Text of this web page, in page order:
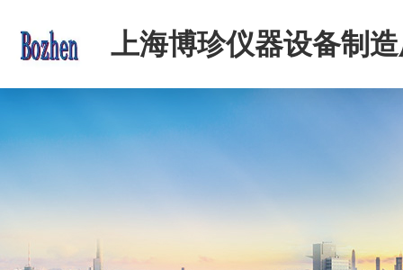
上海博珍仪器设备制